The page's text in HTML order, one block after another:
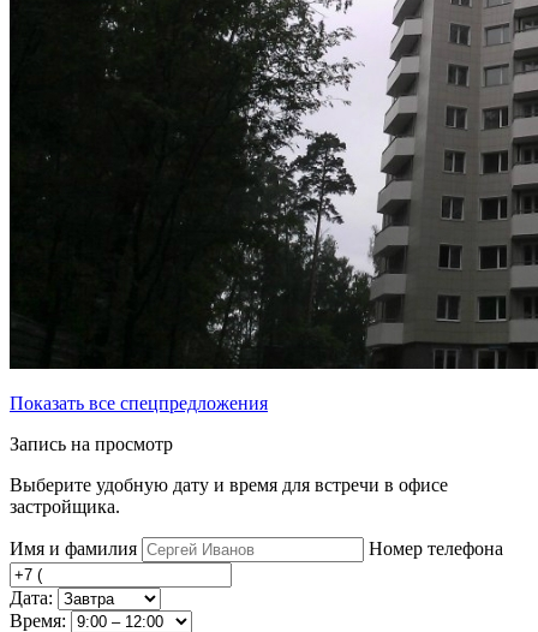
Показать все спецпредложения
Запись на просмотр
Выберите удобную дату и время для встречи в офисе
застройщика.
Имя и фамилия Номер телефона
Дата:
Время: